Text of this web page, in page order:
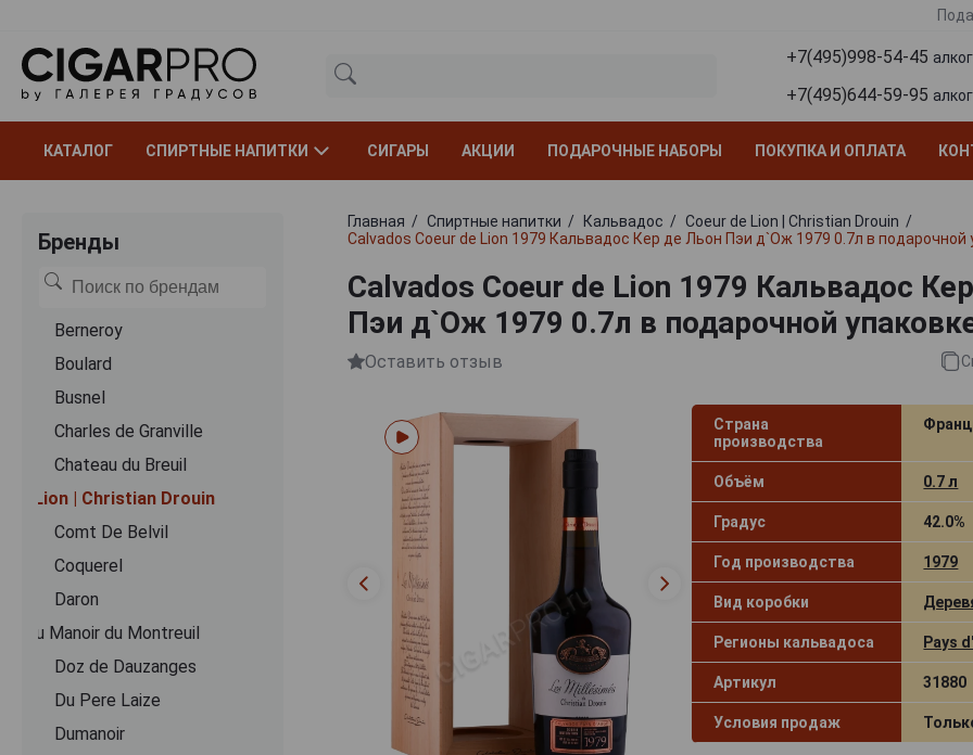
+7(495)998-54-45
+7(495)644-59-95
КАТАЛОГ СПИРТНЫЕ НАПИТКИ СИГАРЫ АКЦИИ ПОДАРОЧНЫЕ НАБОРЫ ПОКУПКА И ОПЛАТА
Бренды
Berneroy
Boulard
Busnel
Charles de Granville
Chateau du Breuil
de Lion | Christian Drouin
Comt De Belvil
Coquerel
Daron
du Manoir du Montreuil
Doz de Dauzanges
Du Pere Laize
Dumanoir
Главная Спиртные напитки Кальвадос
Coeur de Lion | Christian Drouin
Calvados Coeur de Lion 1979 Кальвадос Кер де Льон Пэи д`Ож 1979 0.7л в подарочной
Calvados Coeur de Lion 1979 Кальвадос
Пэи д`Ож 1979 0.7л в подарочной
Оставить отзыв
Страна
производства
Объём 0.7 л
Градус 42.0%
Год производства 1979
Вид коробки
Регионы кальвадоса Pays
Артикул 31880
Условия продаж